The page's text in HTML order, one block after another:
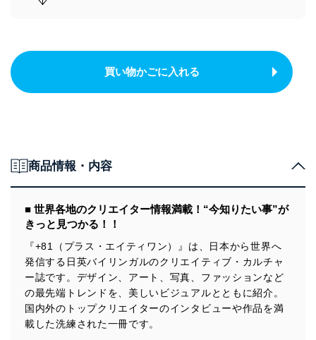
買い物かごに入れる
商品情報・内容
■ 世界各地のクリエイター情報満載！“今知りたい事”が
きっと見つかる！！
『+81（プラス・エイティワン）』は、日本から世界へ
発信する日英バイリンガルのクリエイティブ・カルチャ
ー誌です。デザイン、アート、写真、ファッションなど
の最先端トレンドを、美しいビジュアルとともに紹介。
国内外のトップクリエイターのインタビューや作品を満
載した洗練された一冊です。